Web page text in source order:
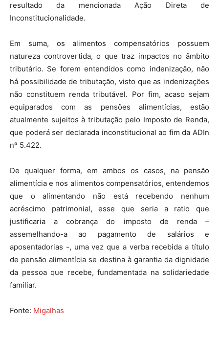
resultado da mencionada Ação Direta de
Inconstitucionalidade.
Em suma, os alimentos compensatórios possuem
natureza controvertida, o que traz impactos no âmbito
tributário. Se forem entendidos como indenização, não
há possibilidade de tributação, visto que as indenizações
não constituem renda tributável. Por fim, acaso sejam
equiparados com as pensões alimentícias, estão
atualmente sujeitos à tributação pelo Imposto de Renda,
que poderá ser declarada inconstitucional ao fim da ADIn
nº 5.422.
De qualquer forma, em ambos os casos, na pensão
alimentícia e nos alimentos compensatórios, entendemos
que o alimentando não está recebendo nenhum
acréscimo patrimonial, esse que seria a ratio que
justificaria a cobrança do imposto de renda –
assemelhando-a ao pagamento de salários e
aposentadorias -, uma vez que a verba recebida a título
de pensão alimentícia se destina à garantia da dignidade
da pessoa que recebe, fundamentada na solidariedade
familiar.
Fonte: Migalhas